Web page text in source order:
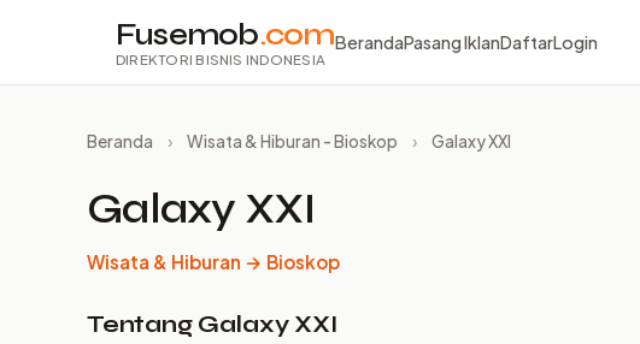
Fusemob.com
DIREKTORI BISNIS INDONESIA
BerandaPasang IklanDaftarLogin
Beranda › Wisata & Hiburan - Bioskop › Galaxy XXI
Galaxy XXI
Wisata & Hiburan → Bioskop
Tentang Galaxy XXI